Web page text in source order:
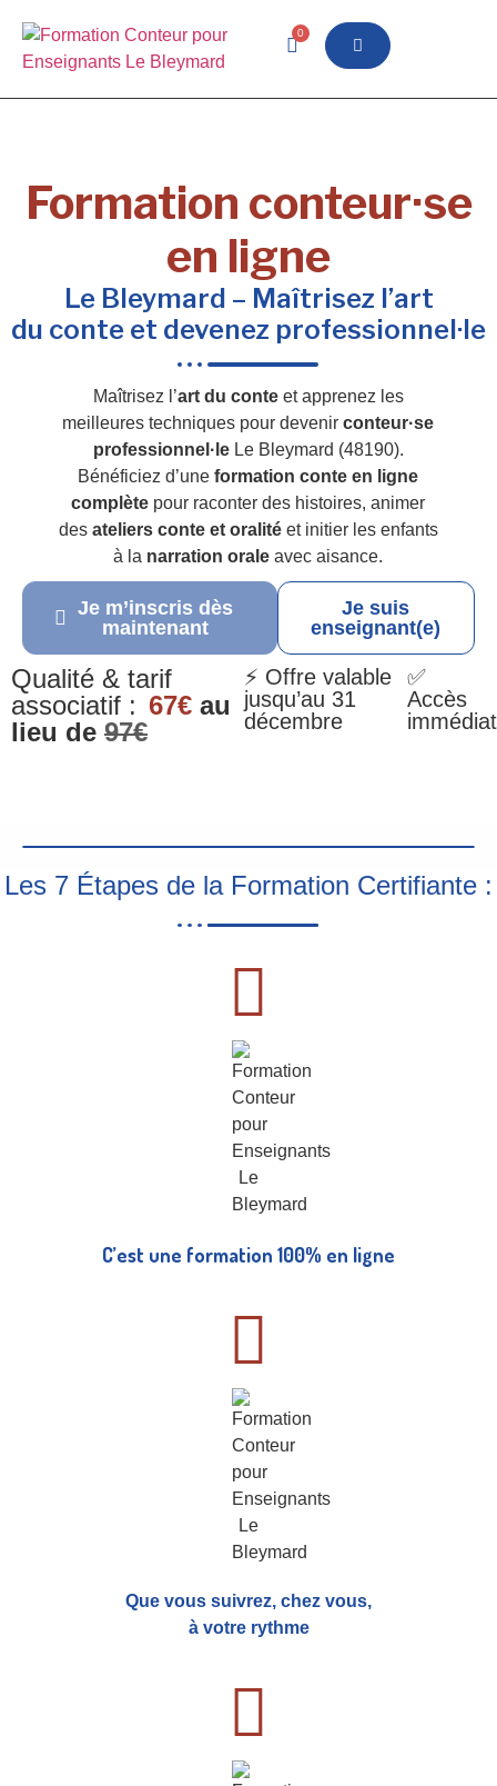
0
Formation conteur·se
en ligne
Le Bleymard – Maîtrisez l’art
du conte et devenez professionnel·le
Maîtrisez l’art du conteet apprenez les
meilleures techniques pour devenirconteur·se
professionnel·leLe Bleymard (48190).
Bénéficiez d’uneformation conte en ligne
complète pour raconter des histoires, animer
des ateliers conte et oralitéet initier les enfants
à la narration orale avec aisance.
Je m’inscris dès
maintenant
Je suis
enseignant(e)
Qualité & tarif
associatif : 67€ au
lieu de 97€
⚡ Offre valable
jusqu’au 31
décembre
✅
Accès
immédiat
Les 7 Étapes de la Formation Certifiante :
C’est une formation 100% en ligne
Que vous suivrez, chez vous,
à votre rythme